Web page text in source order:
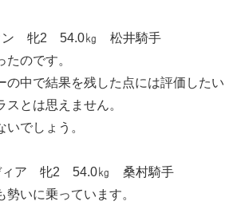
ン 牝2 54.0㎏ 松井騎手
のです。
の中で結果を残した点には評価したい
とは思えません。
でしょう。
ィア 牝2 54.0㎏ 桑村騎手
勢いに乗っています。